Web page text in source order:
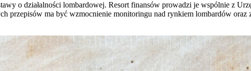
o działalności lombardowej. Resort finansów prowadzi je wspólnie z
przepisów ma być wzmocnienie monitoringu nad rynkiem lombardów oraz